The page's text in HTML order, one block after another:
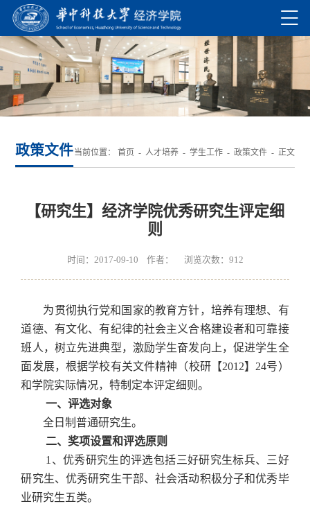
政策文件当前位置： 首页 - 人才培养- 学生工作- 政策文件- 正文
【研究生】经济学院优秀研究生评定细
则
时间：2017-09-10 作者： 浏览次数： 912
为贯彻执行党和国家的教育方针，培养有理想、有
道德、有文化、有纪律的社会主义合格建设者和可靠接
班人，树立先进典型，激励学生奋发向上，促进学生全
面发展，根据学校有关文件精神（校研【2012】24号）
和学院实际情况，特制定本评定细则。
一、评选对象
全日制普通研究生。
二、奖项设置和评选原则
1、优秀研究生的评选包括三好研究生标兵、三好
研究生、优秀研究生干部、社会活动积极分子和优秀毕
业研究生五类。